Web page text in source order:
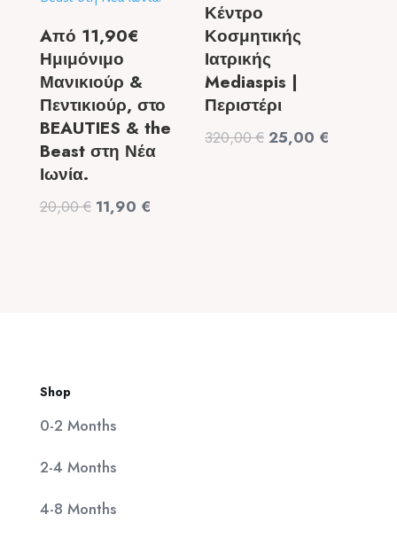
Aπό 11,90€
Ημιμόνιμο
Μανικιούρ &
Πεντικιούρ, στο
BEAUTIES & the
Beast στη Νέα
Ιωνία.
20,00€ Original
11,90 €
Κέντρο
Κοσμητικής
Ιατρικής
Mediaspis |
Περιστέρι
320,00€ Original
25,00 €
Shop
0-2 Months
2-4 Months
4-8 Months